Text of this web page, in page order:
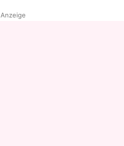
Anzeige